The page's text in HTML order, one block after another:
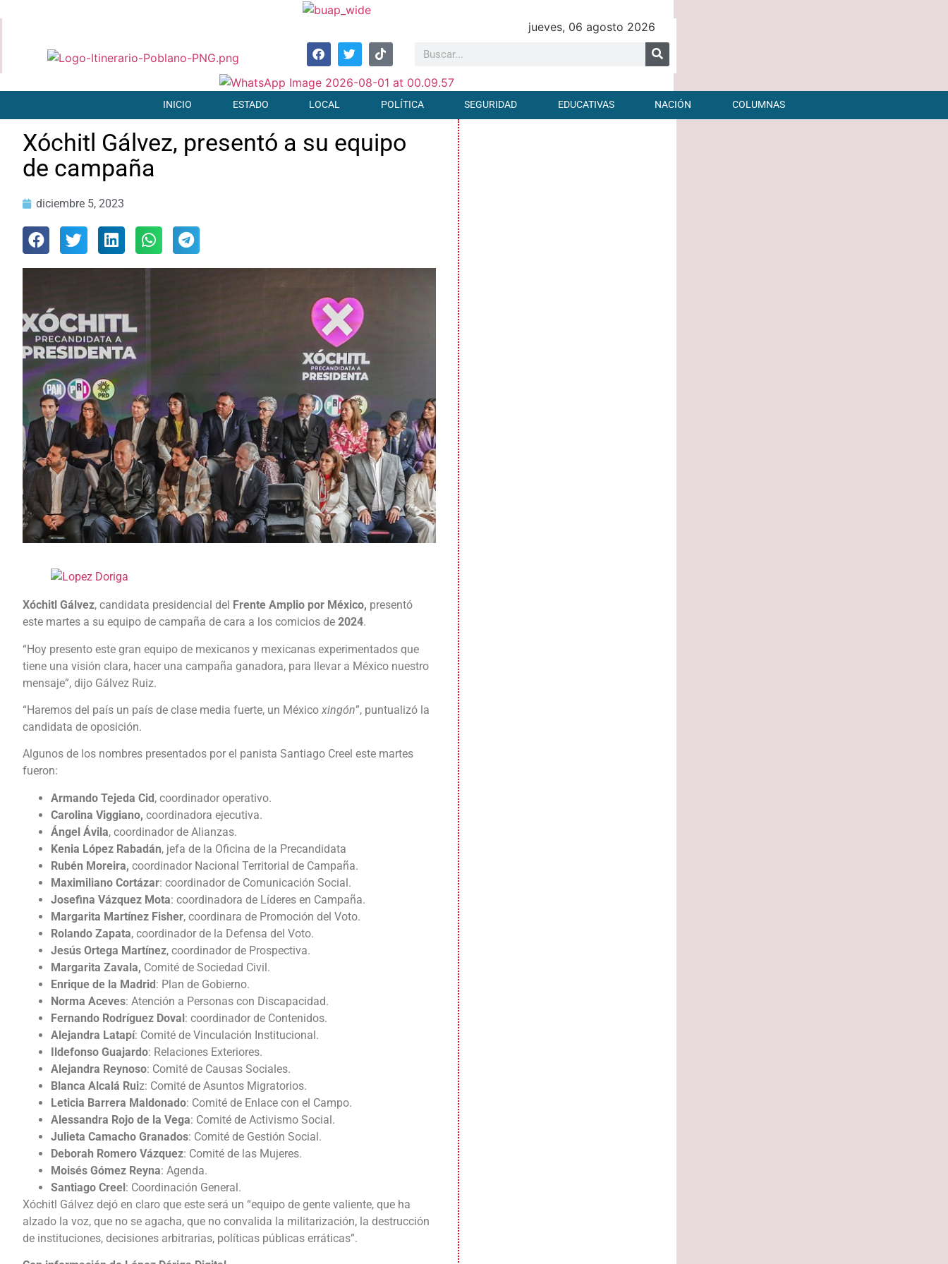
jueves, 06 agosto 2026
INICIO ESTADO LOCAL POLÍTICA SEGURIDAD EDUCATIVAS NACIÓN COLUMNAS
Xóchitl Gálvez, presentó a su equipo
de campaña
diciembre 5, 2023
Xóchitl Gálvez, candidata presidencial del Frente Amplio por México, presentó
este martes a su equipo de campaña de cara a los comicios de 2024.
“Hoy presento este gran equipo de mexicanos y mexicanas experimentados que
tiene una visión clara, hacer una campaña ganadora, para llevar a México nuestro
mensaje”, dijo Gálvez Ruiz.
“Haremos del país un país de clase media fuerte, un México xingón”, puntualizó la
candidata de oposición.
Algunos de los nombres presentados por el panista Santiago Creel este martes
fueron:
Armando Tejeda Cid, coordinador operativo.
Carolina Viggiano, coordinadora ejecutiva.
Ángel Ávila, coordinador de Alianzas.
Kenia López Rabadán, jefa de la Oficina de la Precandidata
Rubén Moreira, coordinador Nacional Territorial de Campaña.
Maximiliano Cortázar: coordinador de Comunicación Social.
Josefina Vázquez Mota: coordinadora de Líderes en Campaña.
Margarita Martínez Fisher, coordinara de Promoción del Voto.
Rolando Zapata, coordinador de la Defensa del Voto.
Jesús Ortega Martínez, coordinador de Prospectiva.
Margarita Zavala, Comité de Sociedad Civil.
Enrique de la Madrid: Plan de Gobierno.
Norma Aceves: Atención a Personas con Discapacidad.
Fernando Rodríguez Doval: coordinador de Contenidos.
Alejandra Latapí: Comité de Vinculación Institucional.
Ildefonso Guajardo: Relaciones Exteriores.
Alejandra Reynoso: Comité de Causas Sociales.
Blanca Alcalá Ruiz: Comité de Asuntos Migratorios.
Leticia Barrera Maldonado: Comité de Enlace con el Campo.
Alessandra Rojo de la Vega: Comité de Activismo Social.
Julieta Camacho Granados: Comité de Gestión Social.
Deborah Romero Vázquez: Comité de las Mujeres.
Moisés Gómez Reyna: Agenda.
Santiago Creel: Coordinación General.
Xóchitl Gálvez dejó en claro que este será un “equipo de gente valiente, que ha
alzado la voz, que no se agacha, que no convalida la militarización, la destrucción
de instituciones, decisiones arbitrarias, políticas públicas erráticas”.